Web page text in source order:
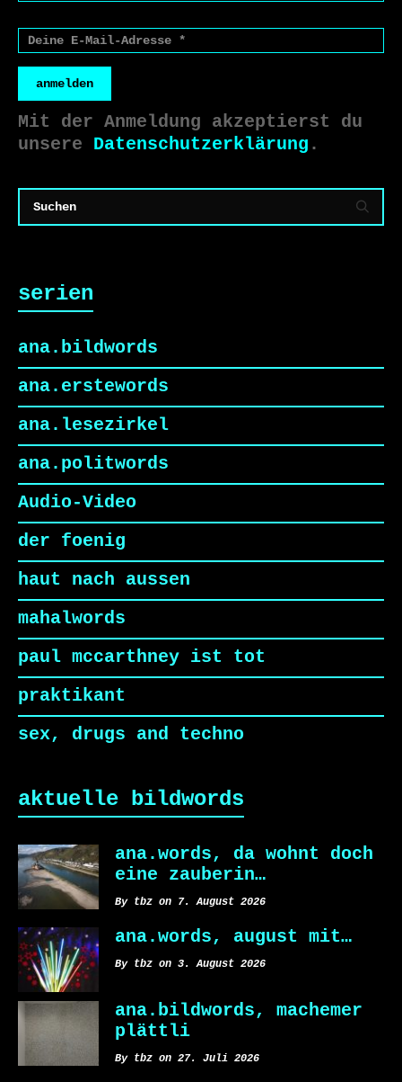
anmelden
Mit der Anmeldung akzeptierst du
unsere Datenschutzerklärung .
serien
ana.bildwords
ana.erstewords
ana.lesezirkel
ana.politwords
Audio-Video
der foenig
haut nach aussen
mahalwords
paul mccarthney ist tot
praktikant
sex, drugs and techno
aktuelle bildwords
ana.words, da wohnt doch
eine zauberin…
By tbz on 7. August 2026
ana.words, august mit…
By tbz on 3. August 2026
ana.bildwords, machemer
plättli
By tbz on 27. Juli 2026